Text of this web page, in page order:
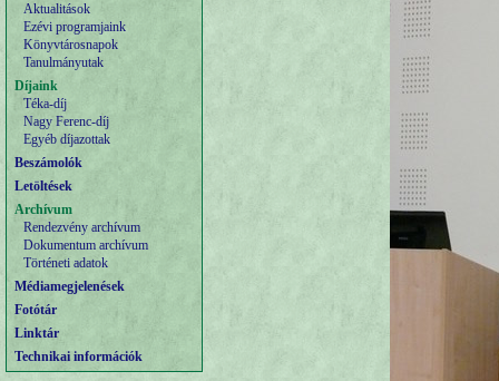
Aktualitások
Ezévi programjaink
Könyvtárosnapok
Tanulmányutak
Díjaink
Téka-díj
Nagy Ferenc-díj
Egyéb díjazottak
Beszámolók
Letöltések
Archívum
Rendezvény archívum
Dokumentum archívum
Történeti adatok
Médiamegjelenések
Fotótár
Linktár
Technikai információk